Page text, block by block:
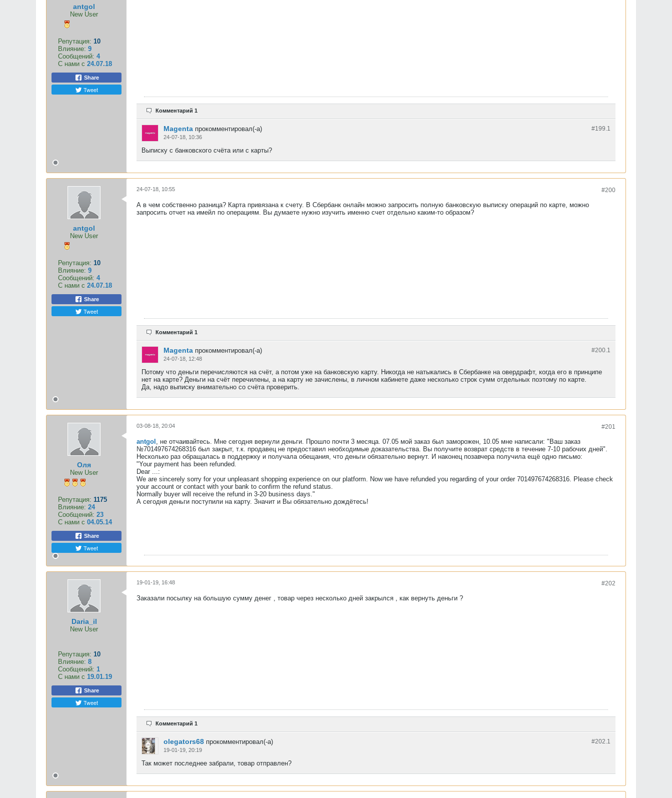
antgol
New User
Репутация: 10
Влияние: 9
Сообщений: 4
С нами с 24.07.18
Share
Tweet
Комментарий 1
#199.1
Magenta прокомментировал(-а)
24-07-18, 10:36
Выписку с банковского счёта или с карты?
antgol
New User
Репутация: 10
Влияние: 9
Сообщений: 4
С нами с 24.07.18
Share
Tweet
#200
24-07-18, 10:55
А в чем собственно разница? Карта привязана к счету. В Сбербанк онлайн можно запросить полную банковскую выписку операций по карте, можно
запросить отчет на имейл по операциям. Вы думаете нужно изучить именно счет отдельно каким-то образом?
Комментарий 1
#200.1
Magenta прокомментировал(-а)
24-07-18, 12:48
Потому что деньги перечисляются на счёт, а потом уже на банковскую карту. Никогда не натыкались в Сбербанке на овердрафт, когда его в принципе
нет на карте? Деньги на счёт перечилены, а на карту не зачислены, в личном кабинете даже несколько строк сумм отдельных поэтому по карте.
Да, надо выписку внимательно со счёта проверить.
Оля
New User
Репутация: 1175
Влияние: 24
Сообщений: 23
С нами с 04.05.14
Share
Tweet
#201
03-08-18, 20:04
antgol , не отчаивайтесь. Мне сегодня вернули деньги. Прошло почти 3 месяца. 07.05 мой заказ был заморожен, 10.05 мне написали: "Ваш заказ
№701497674268316 был закрыт, т.к. продавец не предоставил необходимые доказательства. Вы получите возврат средств в течение 7-10 рабочих дней".
Несколько раз обращалась в поддержку и получала обещания, что деньги обязательно вернут. И наконец позавчера получила ещё одно письмо:
"Your payment has been refunded.
Dear ...:
We are sincerely sorry for your unpleasant shopping experience on our platform. Now we have refunded you regarding of your order 701497674268316. Please check
your account or contact with your bank to confirm the refund status.
Normally buyer will receive the refund in 3-20 business days."
А сегодня деньги поступили на карту. Значит и Вы обязательно дождётесь!
Daria_il
New User
Репутация: 10
Влияние: 8
Сообщений: 1
С нами с 19.01.19
Share
Tweet
#202
19-01-19, 16:48
Заказали посылку на большую сумму денег , товар через несколько дней закрылся , как вернуть деньги ?
Комментарий 1
#202.1
olegators68 прокомментировал(-а)
19-01-19, 20:19
Так может последнее забрали, товар отправлен?